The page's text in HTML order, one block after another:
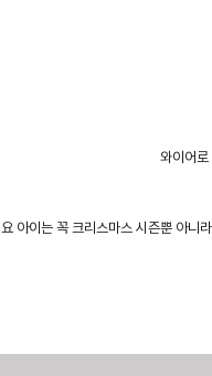
와이어로
요 아이는 꼭 크리스마스 시즌뿐 아니